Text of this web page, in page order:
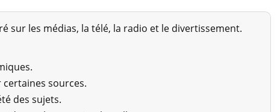
sur les médias, la télé, la radio et le divertissement.
sources.
des sujets.